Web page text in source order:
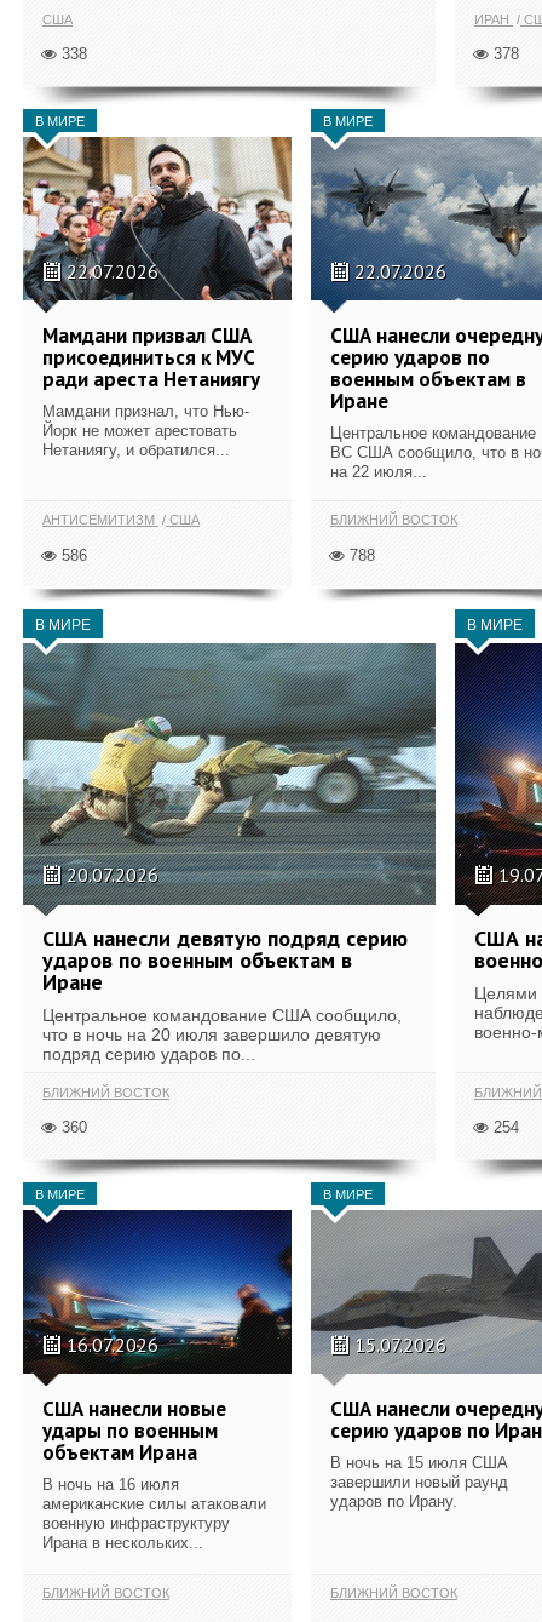
США
338
ИРАН
378
В МИРЕ
22.07.2026
Мамдани призвал США
присоединиться к МУС
ради ареста Нетаниягу
Мамдани признал, что Нью-
Йорк не может арестовать
Нетаниягу, и обратился...
АНТИСЕМИТИЗМ США
586
В МИРЕ
22.07.2026
США нанесли
серию ударов по
военным объектам в
Иране
Центральное командование
ВС США сообщило, что в
на 22 июля...
БЛИЖНИЙ ВОСТОК
788
В МИРЕ
20.07.2026
США нанесли девятую подряд серию
ударов по военным объектам в
Иране
Центральное командование США сообщило,
что в ночь на 20 июля завершило девятую
подряд серию ударов по...
БЛИЖНИЙ ВОСТОК
360
В МИРЕ
США
Целями
военно-
254
В МИРЕ
16.07.2026
США нанесли новые
удары по военным
объектам Ирана
В ночь на 16 июля
американские силы атаковали
военную инфраструктуру
Ирана в нескольких...
БЛИЖНИЙ ВОСТОК
В МИРЕ
15.07.2026
США нанесли
серию ударов по
В ночь на 15 июля США
завершили новый раунд
ударов по Ирану.
БЛИЖНИЙ ВОСТОК